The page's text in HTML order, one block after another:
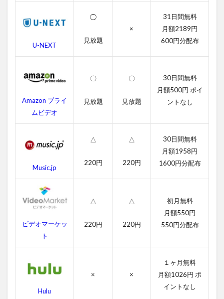
ビ
ス
フ
ー
の
料
動
覧
2.1
フッ
ジの
字幕
動画
吹き
動画
U-NEXT
◯
見放題
×
31日間無料
月額2189円
600円分配布
Amazon プライ
ムビデオ
〇
見放題
〇
見放題
30日間無料
月額500円 ポイ
ントなし
Music.jp
△
220円
△
220円
30日間無料
月額1958円
1600円分配布
ビデオマーケッ
ト
△
220円
△
220円
初月無料
月額550円
550円分配布
Hulu
× ×
１ヶ月無料
月額1026円 ポ
イントなし